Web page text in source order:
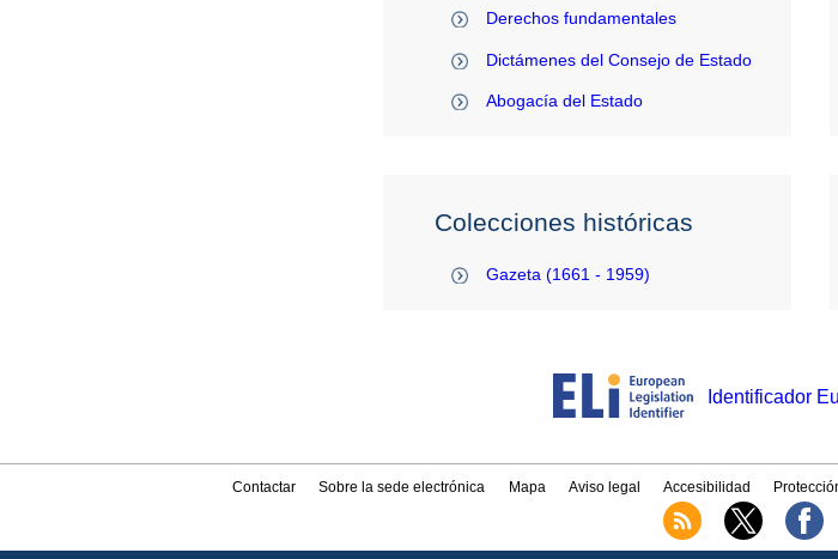
Derechos fundamentales
Dictámenes del Consejo de Estado
Abogacía del Estado
Colecciones históricas
Gazeta (1661 - 1959)
Identificador
Contactar Sobre la sede electrónica Mapa Aviso legal Accesibilidad